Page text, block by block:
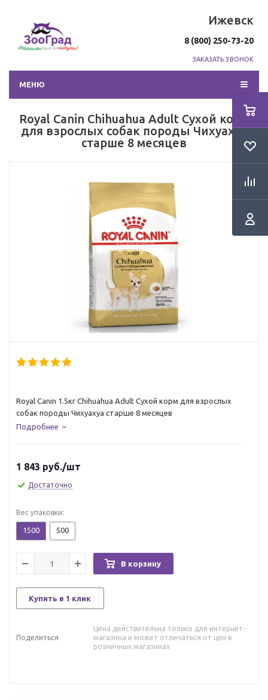
Ижевск
8 (800) 250-73-20
ЗАКАЗАТЬ ЗВОНОК
МЕНЮ
Royal Canin Chihuahua Adult Сухой корм
для взрослых собак породы Чихуахуа
старше 8 месяцев
Royal Canin 1.5кг Chihuahua Adult Сухой корм для взрослых
собак породы Чихуахуа старше 8 месяцев
Подробнее
1 843 руб./шт
Достаточно
Вес упаковки:
1500 500
В корзину
Купить в 1 клик
Поделиться
Цена действительна только для интернет-
магазина и может отличаться от цен в
розничных магазинах